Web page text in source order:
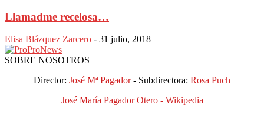
Llamadme recelosa…
Elisa Blázquez Zarcero - 31 julio, 2018
SOBRE NOSOTROS
Director: José Mª Pagador- Subdirectora: Rosa Puch
José María Pagador Otero - Wikipedia